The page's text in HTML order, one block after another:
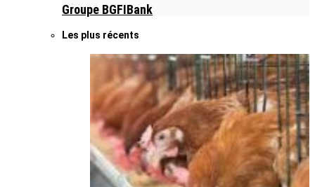
Groupe BGFIBank
Les plus récents